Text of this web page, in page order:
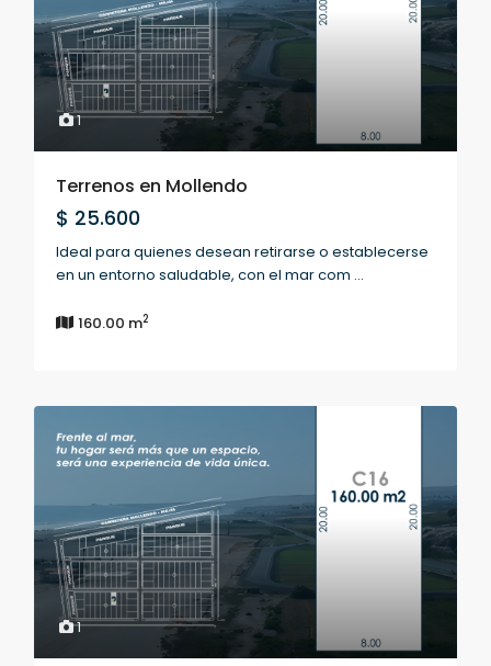
1
Terrenos en Mollendo
$ 25.600
Ideal para quienes desean retirarse o establecerse
en un entorno saludable, con el mar com ...
160.00 m2
1